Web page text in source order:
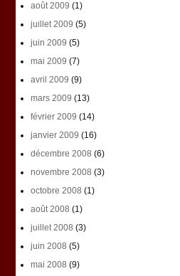
août 2009 (1)
juillet 2009 (5)
juin 2009 (5)
mai 2009 (7)
avril 2009 (9)
mars 2009 (13)
février 2009 (14)
janvier 2009 (16)
décembre 2008 (6)
novembre 2008 (3)
octobre 2008 (1)
août 2008 (1)
juillet 2008 (3)
juin 2008 (5)
mai 2008 (9)